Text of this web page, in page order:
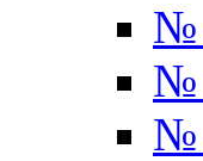
№
№
№